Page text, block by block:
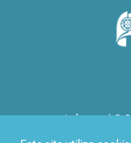
Infarmed ©